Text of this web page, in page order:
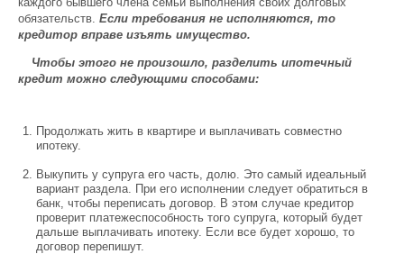
обязательств. Если требования не исполняются, то
кредитор вправе изъять имущество.
Чтобы этого не произошло, разделить ипотечный
кредит можно следующими способами:
Продолжать жить в квартире и выплачивать совместно
ипотеку.
Выкупить у супруга его часть, долю. Это самый идеальный
вариант раздела. При его исполнении следует обратиться в
банк, чтобы переписать договор. В этом случае кредитор
проверит платежеспособность того супруга, который будет
дальше выплачивать ипотеку. Если все будет хорошо, то
договор перепишут.